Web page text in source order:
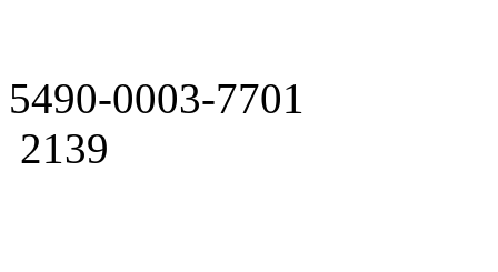
5490-0003-7701
2139